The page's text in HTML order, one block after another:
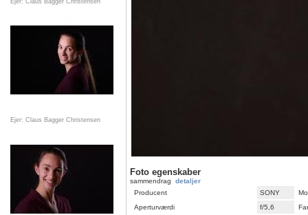
Ejer: Claus Bagger Christensen
Foto egenskaber
sammendrag detaljer
Producent
SONY
Aperturværdi
f/5,6